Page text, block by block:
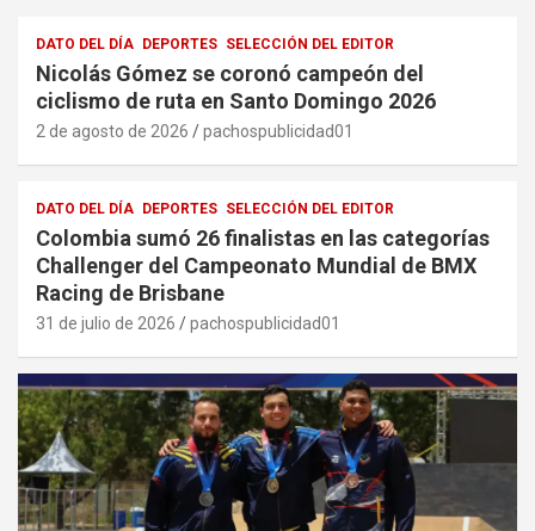
DATO DEL DÍA DEPORTES SELECCIÓN DEL EDITOR
Nicolás Gómez se coronó campeón del
ciclismo de ruta en Santo Domingo 2026
2 de agosto de 2026 pachospublicidad01
DATO DEL DÍA DEPORTES SELECCIÓN DEL EDITOR
Colombia sumó 26 finalistas en las categorías
Challenger del Campeonato Mundial de BMX
Racing de Brisbane
31 de julio de 2026 pachospublicidad01